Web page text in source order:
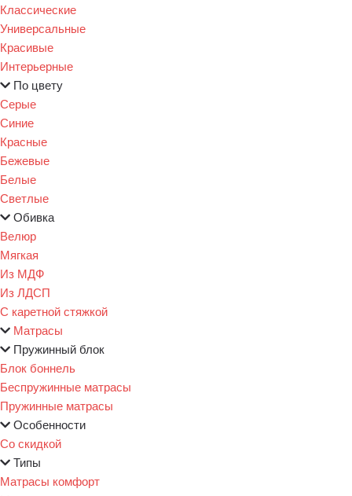
Классические
Универсальные
Красивые
Интерьерные
По цвету
Серые
Синие
Красные
Бежевые
Белые
Светлые
Обивка
Велюр
Мягкая
Из МДФ
Из ЛДСП
С каретной стяжкой
Матрасы
Пружинный блок
Блок боннель
Беспружинные матрасы
Пружинные матрасы
Особенности
Со скидкой
Типы
Матрасы комфорт